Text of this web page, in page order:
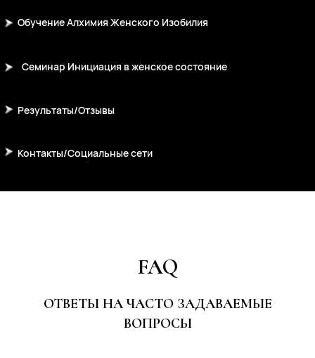
FAQ
ОТВЕТЫ НА ЧАСТО ЗАДАВАЕМЫЕ
ВОПРОСЫ
Контакты поддержки клиентов: